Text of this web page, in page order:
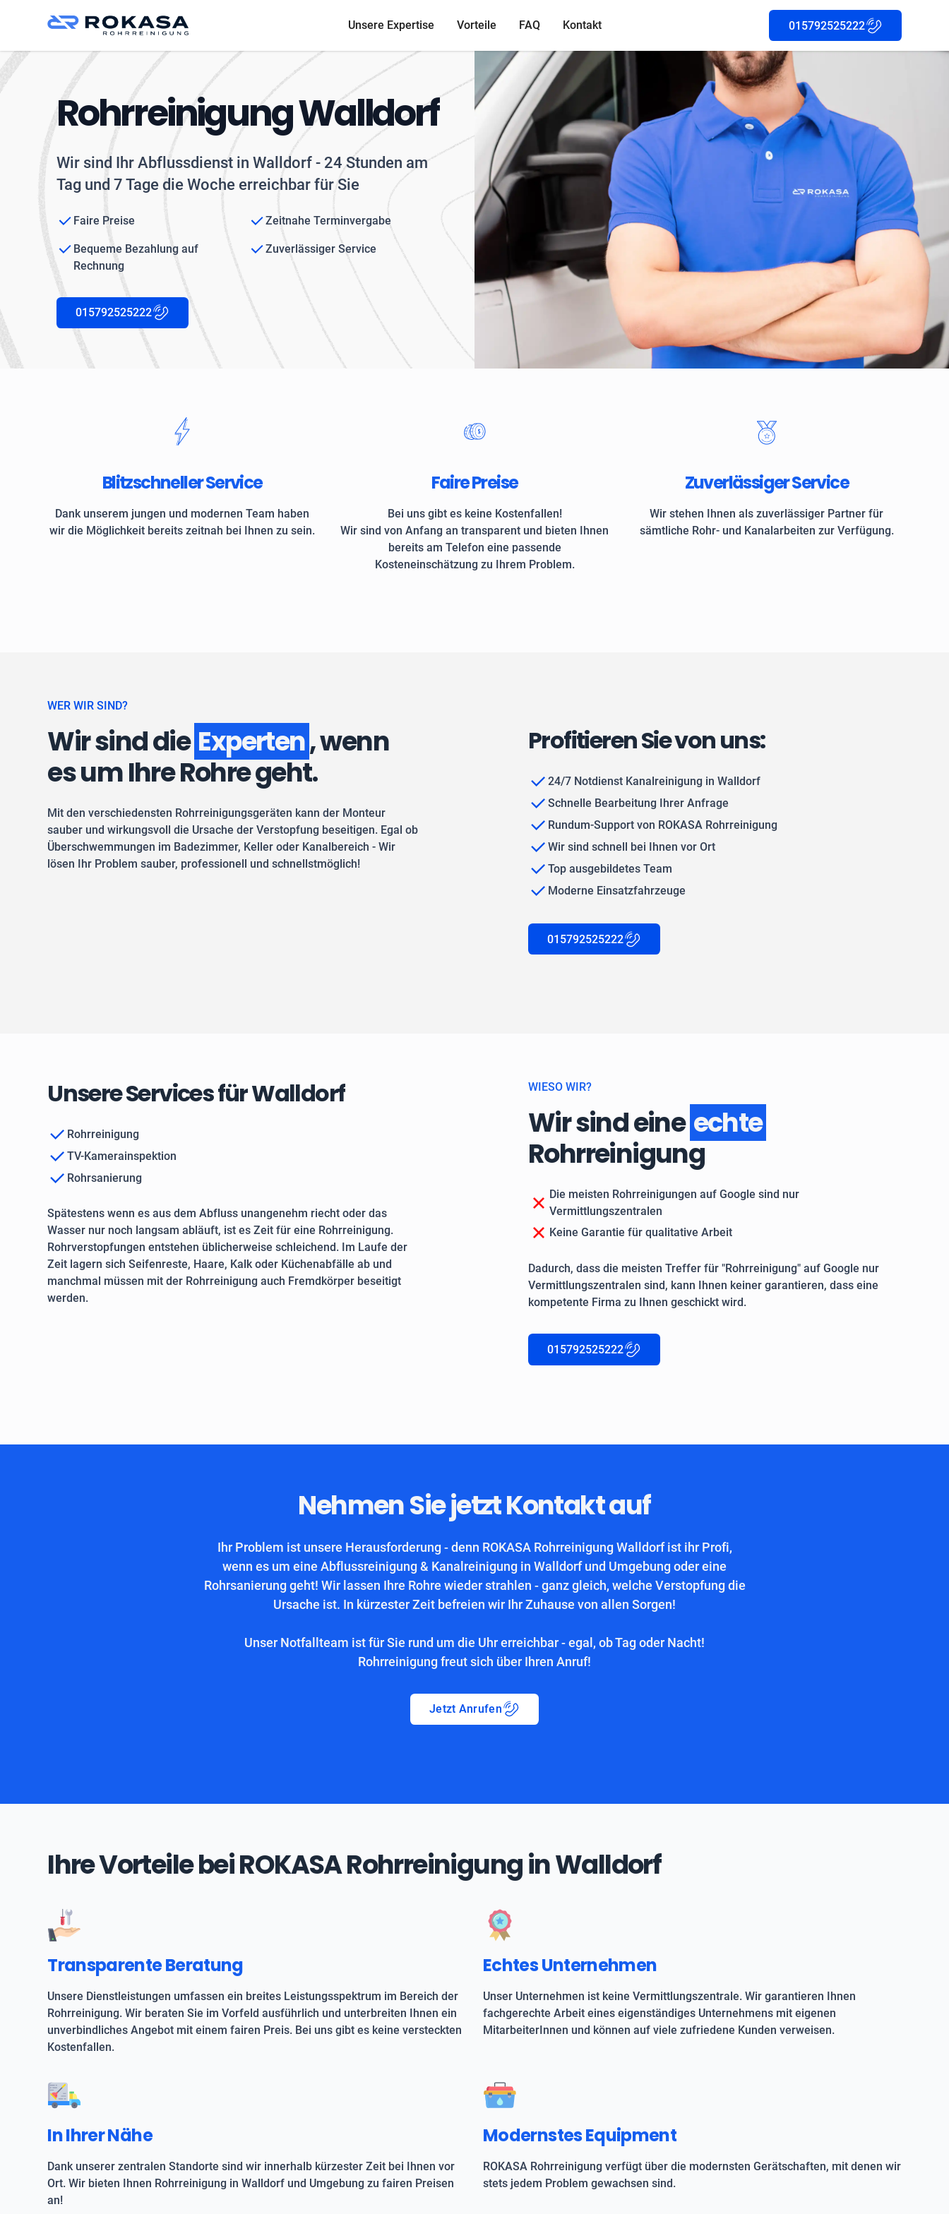
Unsere Expertise Vorteile FAQ Kontakt 015792525222
Rohrreinigung Walldorf
Wir sind Ihr Abflussdienst in Walldorf - 24 Stunden am
Tag und 7 Tage die Woche erreichbar für Sie
Faire Preise Zeitnahe Terminvergabe
Bequeme Bezahlung auf
Rechnung
Zuverlässiger Service
015792525222
Blitzschneller Service
Dank unserem jungen und modernen Team haben
wir die Möglichkeit bereits zeitnah bei Ihnen zu sein.
Faire Preise
Bei uns gibt es keine Kostenfallen!
Wir sind von Anfang an transparent und bieten Ihnen
bereits am Telefon eine passende
Kosteneinschätzung zu Ihrem Problem.
Zuverlässiger Service
Wir stehen Ihnen als zuverlässiger Partner für
sämtliche Rohr- und Kanalarbeiten zur Verfügung.
WER WIR SIND?
Wir sind die Experten, wenn
es um Ihre Rohre geht.
Mit den verschiedensten Rohrreinigungsgeräten kann der Monteur
sauber und wirkungsvoll die Ursache der Verstopfung beseitigen. Egal ob
Überschwemmungen im Badezimmer, Keller oder Kanalbereich - Wir
lösen Ihr Problem sauber, professionell und schnellstmöglich!
Profitieren Sie von uns:
24/7 Notdienst Kanalreinigung in Walldorf
Schnelle Bearbeitung Ihrer Anfrage
Rundum-Support von ROKASA Rohrreinigung
Wir sind schnell bei Ihnen vor Ort
Top ausgebildetes Team
Moderne Einsatzfahrzeuge
015792525222
Unsere Services für Walldorf
Rohrreinigung
TV-Kamerainspektion
Rohrsanierung
Spätestens wenn es aus dem Abfluss unangenehm riecht oder das
Wasser nur noch langsam abläuft, ist es Zeit für eine Rohrreinigung.
Rohrverstopfungen entstehen üblicherweise schleichend. Im Laufe der
Zeit lagern sich Seifenreste, Haare, Kalk oder Küchenabfälle ab und
manchmal müssen mit der Rohrreinigung auch Fremdkörper beseitigt
werden.
WIESO WIR?
Wir sind eine echte
Rohrreinigung
Die meisten Rohrreinigungen auf Google sind nur
Vermittlungszentralen
Keine Garantie für qualitative Arbeit
Dadurch, dass die meisten Treffer für "Rohrreinigung" auf Google nur
Vermittlungszentralen sind, kann Ihnen keiner garantieren, dass eine
kompetente Firma zu Ihnen geschickt wird.
015792525222
Nehmen Sie jetzt Kontakt auf
Ihr Problem ist unsere Herausforderung - denn ROKASA Rohrreinigung Walldorf ist ihr Profi,
wenn es um eine Abflussreinigung & Kanalreinigung in Walldorf und Umgebung oder eine
Rohrsanierung geht! Wir lassen Ihre Rohre wieder strahlen - ganz gleich, welche Verstopfung die
Ursache ist. In kürzester Zeit befreien wir Ihr Zuhause von allen Sorgen!
Unser Notfallteam ist für Sie rund um die Uhr erreichbar - egal, ob Tag oder Nacht!
Rohrreinigung freut sich über Ihren Anruf!
Jetzt Anrufen
Ihre Vorteile bei ROKASA Rohrreinigung in Walldorf
Transparente Beratung
Unsere Dienstleistungen umfassen ein breites Leistungsspektrum im Bereich der
Rohrreinigung. Wir beraten Sie im Vorfeld ausführlich und unterbreiten Ihnen ein
unverbindliches Angebot mit einem fairen Preis. Bei uns gibt es keine versteckten
Kostenfallen.
Echtes Unternehmen
Unser Unternehmen ist keine Vermittlungszentrale. Wir garantieren Ihnen
fachgerechte Arbeit eines eigenständiges Unternehmens mit eigenen
MitarbeiterInnen und können auf viele zufriedene Kunden verweisen.
In Ihrer Nähe
Dank unserer zentralen Standorte sind wir innerhalb kürzester Zeit bei Ihnen vor
Ort. Wir bieten Ihnen Rohrreinigung in Walldorf und Umgebung zu fairen Preisen
an!
Modernstes Equipment
ROKASA Rohrreinigung verfügt über die modernsten Gerätschaften, mit denen wir
stets jedem Problem gewachsen sind.